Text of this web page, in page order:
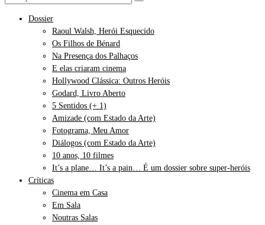
Dossier
Raoul Walsh, Herói Esquecido
Os Filhos de Bénard
Na Presença dos Palhaços
E elas criaram cinema
Hollywood Clássica: Outros Heróis
Godard, Livro Aberto
5 Sentidos (+ 1)
Amizade (com Estado da Arte)
Fotograma, Meu Amor
Diálogos (com Estado da Arte)
10 anos, 10 filmes
It’s a plane… It’s a pain… É um dossier sobre super-heróis
Críticas
Cinema em Casa
Em Sala
Noutras Salas